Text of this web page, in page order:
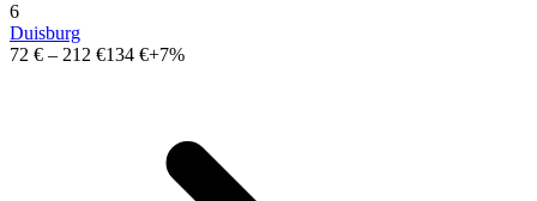
6
Duisburg
72 € – 212 €134 €+7%